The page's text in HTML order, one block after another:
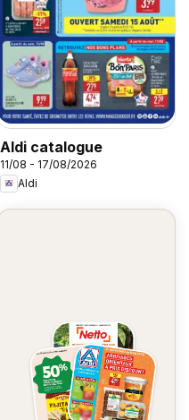
Aldi catalogue
11/08 - 17/08/2026
Aldi